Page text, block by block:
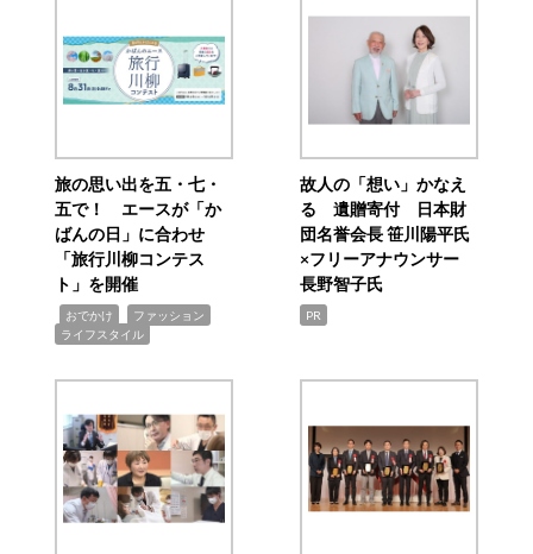
旅の思い出を五・七・
五で！ エースが「か
ばんの日」に合わせ
「旅行川柳コンテス
ト」を開催
おでかけ ファッション
ライフスタイル
故人の「想い」かなえ
る 遺贈寄付 日本財
団名誉会長 笹川陽平氏
×フリーアナウンサー
長野智子氏
PR